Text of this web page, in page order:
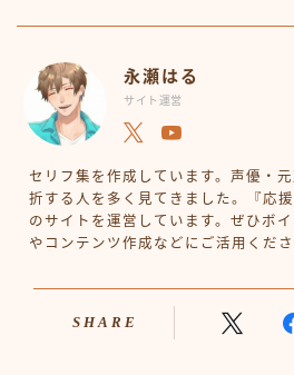
永瀬はる
サイト運営
セリフ集を作成しています。声優・
折する人を多く見てきました。『応
のサイトを運営しています。ぜひボ
やコンテンツ作成などにご活用くださ
SHARE